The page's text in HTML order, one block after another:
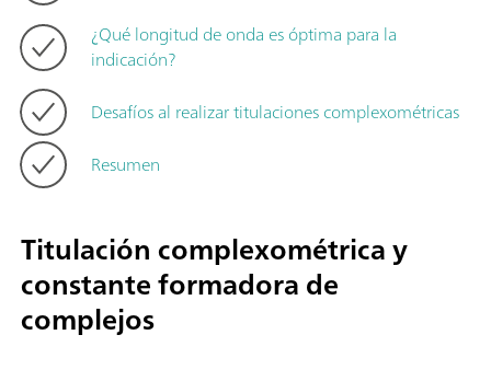
¿Qué longitud de onda es óptima para la
indicación?
Desafíos al realizar titulaciones complexométricas
Resumen
Titulación complexométrica y
constante formadora de
complejos